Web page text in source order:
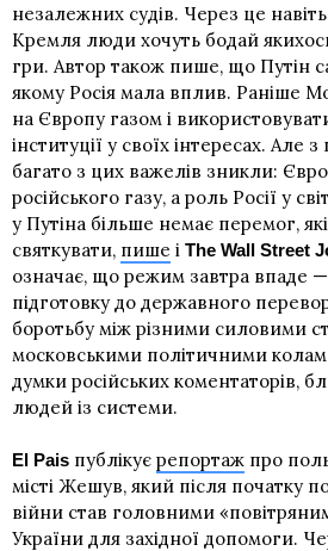
незалежних судів. Через це
Кремля люди хочуть бодай
гри. Автор також пише, що Путін
якому Росія мала вплив. Раніше
на Європу газом і
інституції у своїх інтересах. Але
багато з цих важелів зникли:
російського газу, а роль Росії у
у Путіна більше немає перемог,
святкувати, пише і The Wall Street
означає, що режим завтра впаде
підготовку до державного
боротьбу між різними силовими
московськими політичними
думки російських коментаторів,
людей із системи.
El Pais публікує репортаж про
місті Жешув, який після початку
війни став головними
України для західної допомоги.